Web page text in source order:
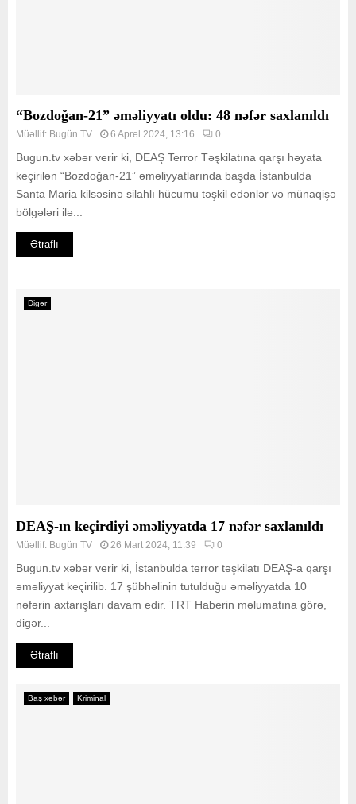
“Bozdoğan-21” əməliyyatı oldu: 48 nəfər saxlanıldı
Müəllif: Bugün TV 6 Aprel 2024, 13:16 0
Bugun.tv xəbər verir ki, DEAŞ Terror Təşkilatına qarşı həyata
keçirilən “Bozdoğan-21” əməliyyatlarında başda İstanbulda
Santa Maria kilsəsinə silahlı hücumu təşkil edənlər və münaqişə
bölgələri ilə...
Ətraflı
Digər
DEAŞ-ın keçirdiyi əməliyyatda 17 nəfər saxlanıldı
Müəllif: Bugün TV 26 Mart 2024, 11:39 0
Bugun.tv xəbər verir ki, İstanbulda terror təşkilatı DEAŞ-a qarşı
əməliyyat keçirilib. 17 şübhəlinin tutulduğu əməliyyatda 10
nəfərin axtarışları davam edir. TRT Haberin məlumatına görə,
digər...
Ətraflı
Baş xəbər Kriminal